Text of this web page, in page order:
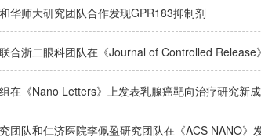
华师大研究团队合作发现GPR183抑制剂
合浙二眼科团队在《Journal of Controlled Release
在《Nano Letters》上发表乳腺癌靶向治疗研究新
团队和仁济医院李佩盈研究团队在《ACS NANO》